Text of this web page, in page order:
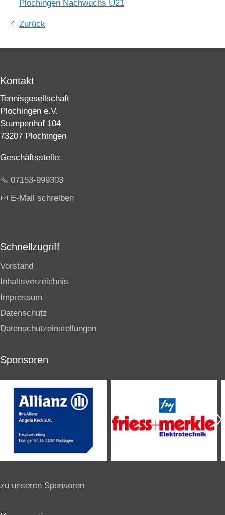
Plochingen Nachwuchs U21
Zurück
Kontakt
Tennisgesellschaft
Plochingen e.V.
Stumpenhof 104
73207 Plochingen
Geschäftsstelle:
07153-999303
E-Mail schreiben
Schnellzugriff
Vorstand
Inhaltsverzeichnis
Impressum
Datenschutz
Datenschutzeinstellungen
Sponsoren
zu unseren Sponsoren